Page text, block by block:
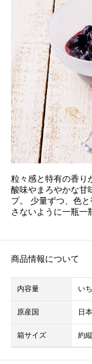
粒々感と特有の香り
酸味やまろやかな甘
プ。 少量ずつ、色
さないように一瓶一
商品情報について
内容量 い
原産国 日本
箱サイズ 約